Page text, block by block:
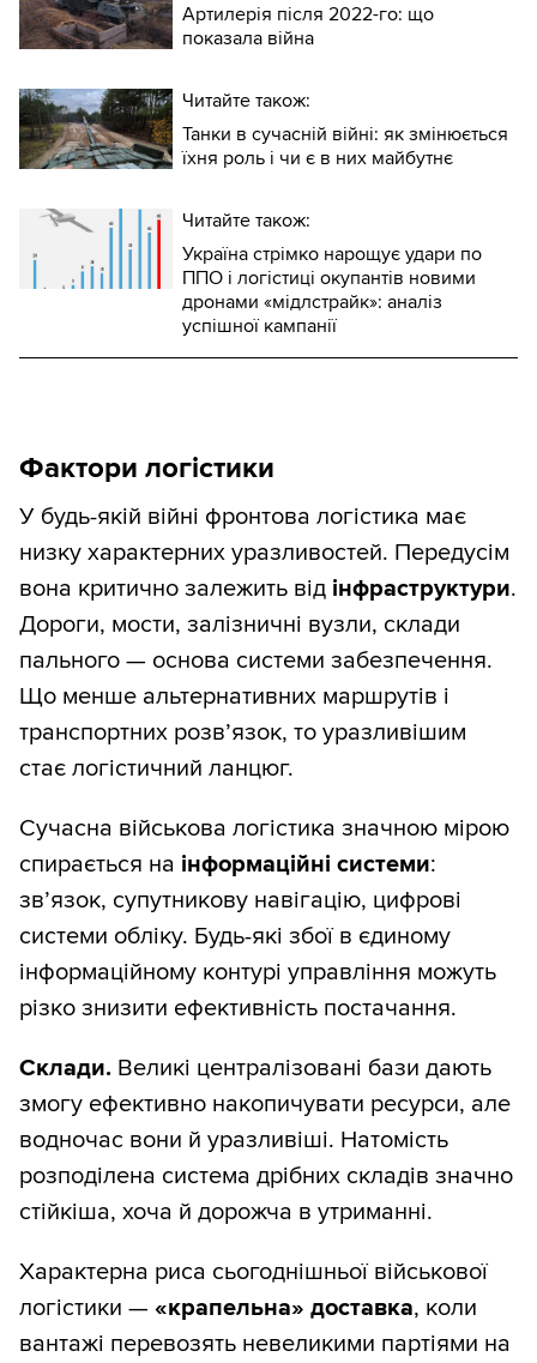
Артилерія після 2022-го: що
показала війна
Читайте також:
Танки в сучасній війні: як змінюється
їхня роль і чи є в них майбутнє
Читайте також:
Україна стрімко нарощує удари по
ППО і логістиці окупантів новими
дронами «мідлстрайк»: аналіз
успішної кампанії
Фактори логістики
У будь-якій війні фронтова логістика має
низку характерних уразливостей. Передусім
вона критично залежить від інфраструктури.
Дороги, мости, залізничні вузли, склади
пального — основа системи забезпечення.
Що менше альтернативних маршрутів і
транспортних розв’язок, то уразливішим
стає логістичний ланцюг.
Сучасна військова логістика значною мірою
спирається на інформаційні системи:
зв’язок, супутникову навігацію, цифрові
системи обліку. Будь-які збої в єдиному
інформаційному контурі управління можуть
різко знизити ефективність постачання.
Склади. Великі централізовані бази дають
змогу ефективно накопичувати ресурси, але
водночас вони й уразливіші. Натомість
розподілена система дрібних складів значно
стійкіша, хоча й дорожча в утриманні.
Характерна риса сьогоднішньої військової
логістики — «крапельна» доставка, коли
вантажі перевозять невеликими партіями на